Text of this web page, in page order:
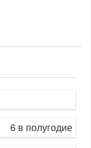
6 в полугодие